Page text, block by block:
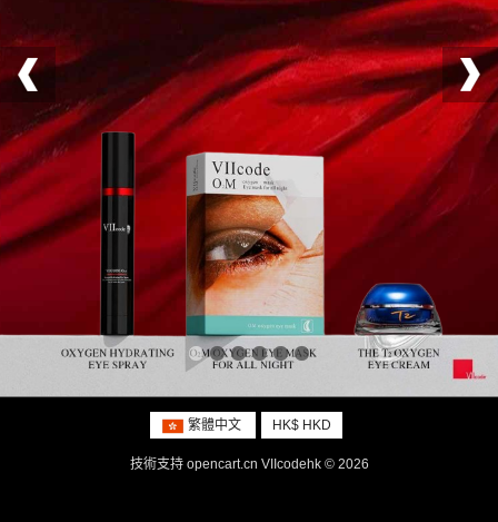
繁體中文 HK$ HKD
技術支持 opencart.cn VIIcodehk © 2026